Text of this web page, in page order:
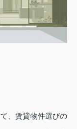
、賃貸物件選びの